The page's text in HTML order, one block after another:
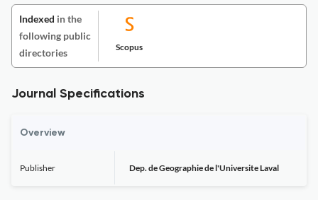
Indexed in the
following public
directories
Scopus
Journal Specifications
Overview
Publisher Dep. de Geographie de l'Universite Laval